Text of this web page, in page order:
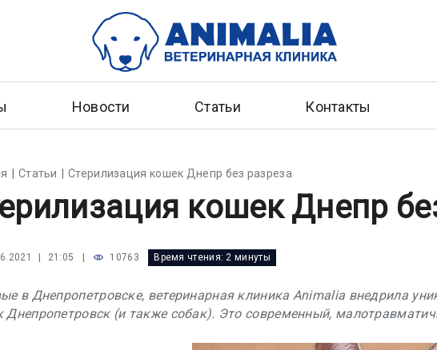
Новости Статьи Контакты
Статьи Стерилизация кошек Днепр без разреза
кошек Днепр
| 21:05 10763 Время чтения:2 минуты
в Днепропетровске, ветеринарная клиника Animalia внедрила
Днепропетровск (и также собак). Это современный,